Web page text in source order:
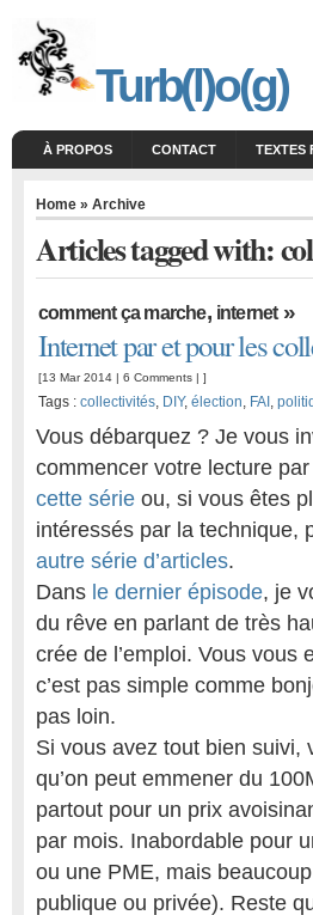
Turb(l)o(g)
À PROPOS CONTACT TEXTES
Home » Archive
Articles tagged with:
comment ça marche, internet»
Internet par et pour les
[13 Mar 2014 | 6 Comments | ]
Tags : collectivités, DIY, élection, FAI ,
Vous débarquez ? Je vous
commencer votre lecture par
cette série ou, si vous êtes
intéressés par la technique,
autre série d’articles.
Dans le dernier épisode, je
du rêve en parlant de très
crée de l’emploi. Vous vous
c’est pas simple comme
pas loin.
Si vous avez tout bien suivi,
qu’on peut emmener du
partout pour un prix
par mois. Inabordable pour
ou une PME, mais
publique ou privée). Reste